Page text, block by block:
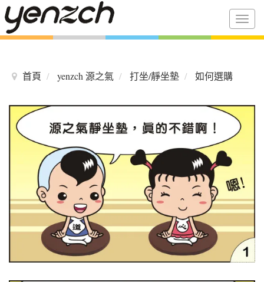
首頁 yenzch 源之氣 打坐/靜坐墊 如何選購